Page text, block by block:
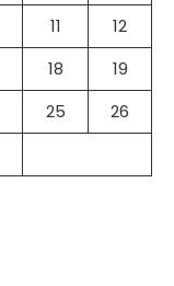
11
12
18
19
25
26